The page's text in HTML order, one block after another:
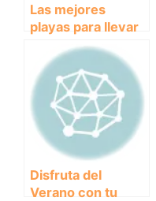
Las mejores
playas para llevar
a tu perro en
Galicia: disfruta del
mar y el sol junto a
tu mejor amigo
Disfruta del
Verano con tu